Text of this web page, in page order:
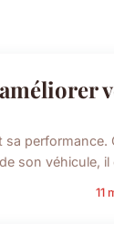
sa performance.
son véhicule, il
11